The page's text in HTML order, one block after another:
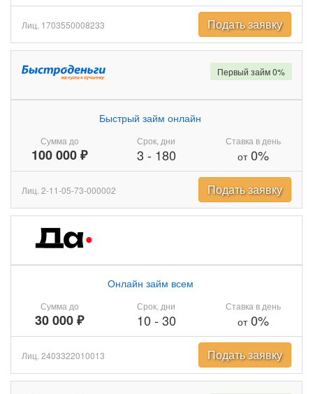
Лиц. 1703550008233 Подать заявку
Сумма до
100 000 ₽
Быстрый займ онлайн
Срок, дни
3 - 180
Ставка в день
от0%
Первый займ 0%
Лиц. 2-11-05-73-000002 Подать заявку
Сумма до
30 000 ₽
Онлайн займ всем
Срок, дни
10 - 30
Ставка в день
от0%
Лиц. 2403322010013 Подать заявку